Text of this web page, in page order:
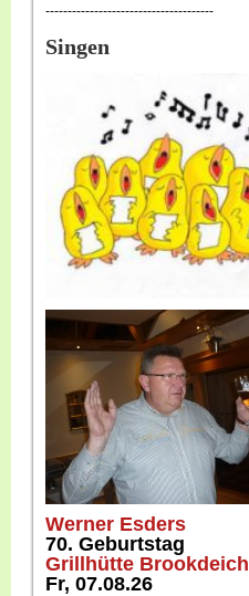
--------------------------------------
Singen
Werner Esders
70. Geburtstag
Grillhütte Brookdeich
Fr, 07.08.26